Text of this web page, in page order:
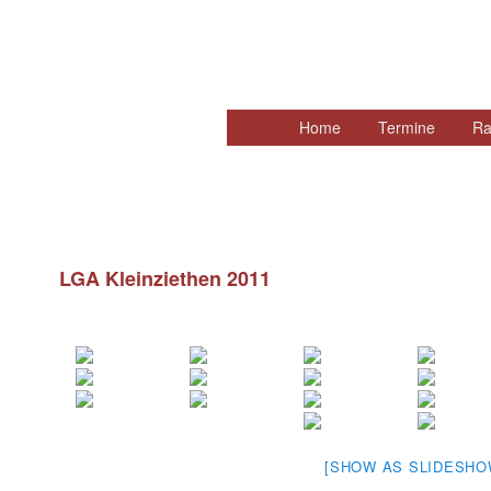
Zum
Home Termine
LGA Kleinziethen 2011
[SHOW AS